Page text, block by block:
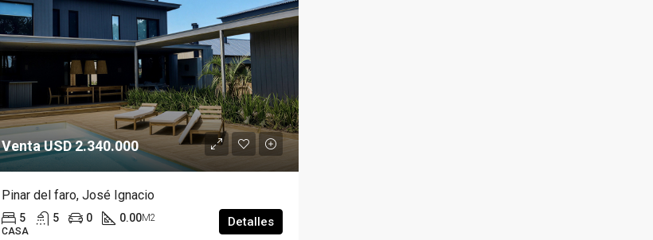
Venta USD 2.340.000
Pinar del faro, José Ignacio
5 5 0 0.00M2
CASA
Detalles